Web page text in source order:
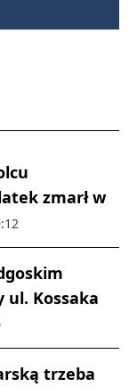
zmarł w
ul. Kossaka
trzeba